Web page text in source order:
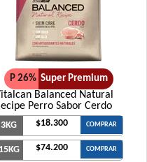
P 26% Super Premium
Balanced Natural
Perro Sabor Cerdo
3KG $18.300 COMPRAR
15KG $74.200 COMPRAR